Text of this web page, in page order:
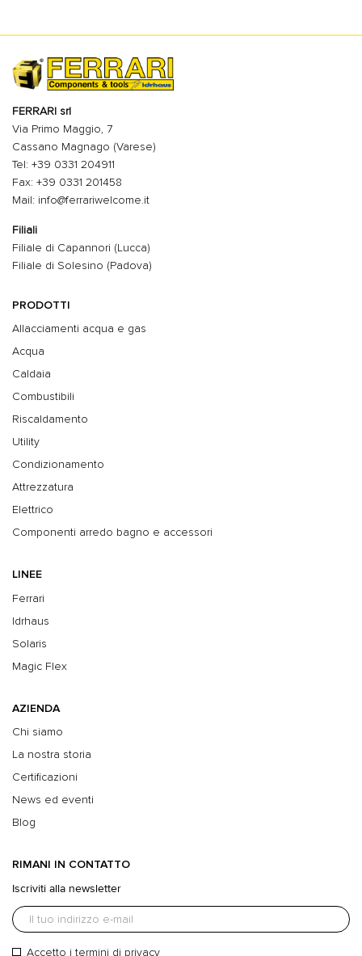
FERRARI srl
Via Primo Maggio, 7
Cassano Magnago (Varese)
Tel: +39 0331 204911
Fax: +39 0331 201458
Mail: info@ferrariwelcome.it
Filiali
Filiale di Capannori (Lucca)
Filiale di Solesino (Padova)
PRODOTTI
Allacciamenti acqua e gas
Acqua
Caldaia
Combustibili
Riscaldamento
Utility
Condizionamento
Attrezzatura
Elettrico
Componenti arredo bagno e accessori
LINEE
Ferrari
Idrhaus
Solaris
Magic Flex
AZIENDA
Chi siamo
La nostra storia
Certificazioni
News ed eventi
Blog
RIMANI IN CONTATTO
Iscriviti alla newsletter
Accetto itermini di privacy